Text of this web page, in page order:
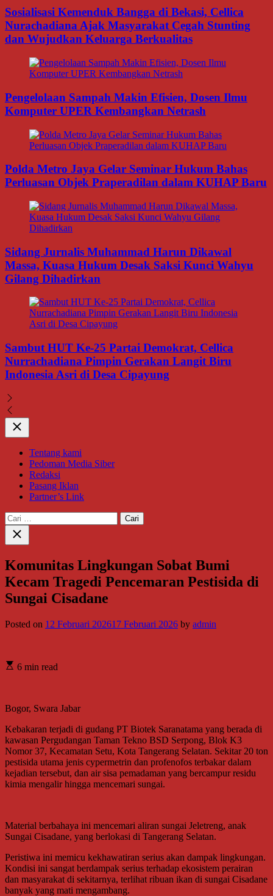
Sosialisasi Kemenduk Bangga di Bekasi, Cellica
Nurachadiana Ajak Masyarakat Cegah Stunting
dan Wujudkan Keluarga Berkualitas
Pengelolaan Sampah Makin Efisien, Dosen Ilmu
Komputer UPER Kembangkan Netrash
Polda Metro Jaya Gelar Seminar Hukum Bahas
Perluasan Objek Praperadilan dalam KUHAP Baru
Sidang Jurnalis Muhammad Harun Dikawal
Massa, Kuasa Hukum Desak Saksi Kunci Wahyu
Gilang Dihadirkan
Sambut HUT Ke-25 Partai Demokrat, Cellica
Nurrachadiana Pimpin Gerakan Langit Biru
Indonesia Asri di Desa Cipayung
Close
Tentang kami
Pedoman Media Siber
Redaksi
Pasang Iklan
Partner’s Link
Cari
untuk:
Close
search
Komunitas Lingkungan Sobat Bumi
Kecam Tragedi Pencemaran Pestisida di
Sungai Cisadane
Posted on 12 Februari 202617 Februari 2026 by admin
6 min read
Bogor, Swara Jabar
Kebakaran terjadi di gudang PT Biotek Saranatama yang berada di
kawasan Pergudangan Taman Tekno BSD Serpong, Blok K3
Nomor 37, Kecamatan Setu, Kota Tangerang Selatan. Sekitar 20 ton
pestisida utama jenis cypermetrin dan profenofos terbakar dalam
kejadian tersebut, dan air sisa pemadaman yang bercampur residu
kimia mengalir hingga mencemari sungai.
Material berbahaya ini mencemari aliran sungai Jeletreng, anak
Sungai Cisadane, yang berlokasi di Tangerang Selatan.
Peristiwa ini memicu kekhawatiran serius akan dampak lingkungan.
Kondisi ini sangat berdampak serius terhadap ekosistem perairan
dan masyarakat di sekitarnya, terlihat ribuan ikan di sungai Cisadane
banyak yang mati mengambang.